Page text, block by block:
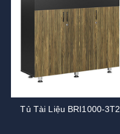
Tủ Tài Liệu BRI1000-3T2